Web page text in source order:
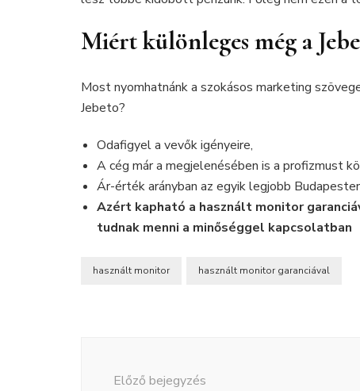
Miért különleges még a
Most nyomhatnánk a szokásos marketing
Jebeto?
Odafigyel a vevők igényeire,
A cég már a megjelenésében is a profizmust
Ár-érték arányban az egyik legjobb
Azért kapható a használt monitor
tudnak menni a minőséggel kapcsolatban
használt monitor használt monitor garanciával
Előző bejegyzés